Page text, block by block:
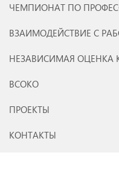
ЧЕМПИОНАТ ПО
ВЗАИМОДЕЙСТВИЕ С
НЕЗАВИСИМАЯ ОЦЕНКА
ВСОКО
ПРОЕКТЫ
КОНТАКТЫ